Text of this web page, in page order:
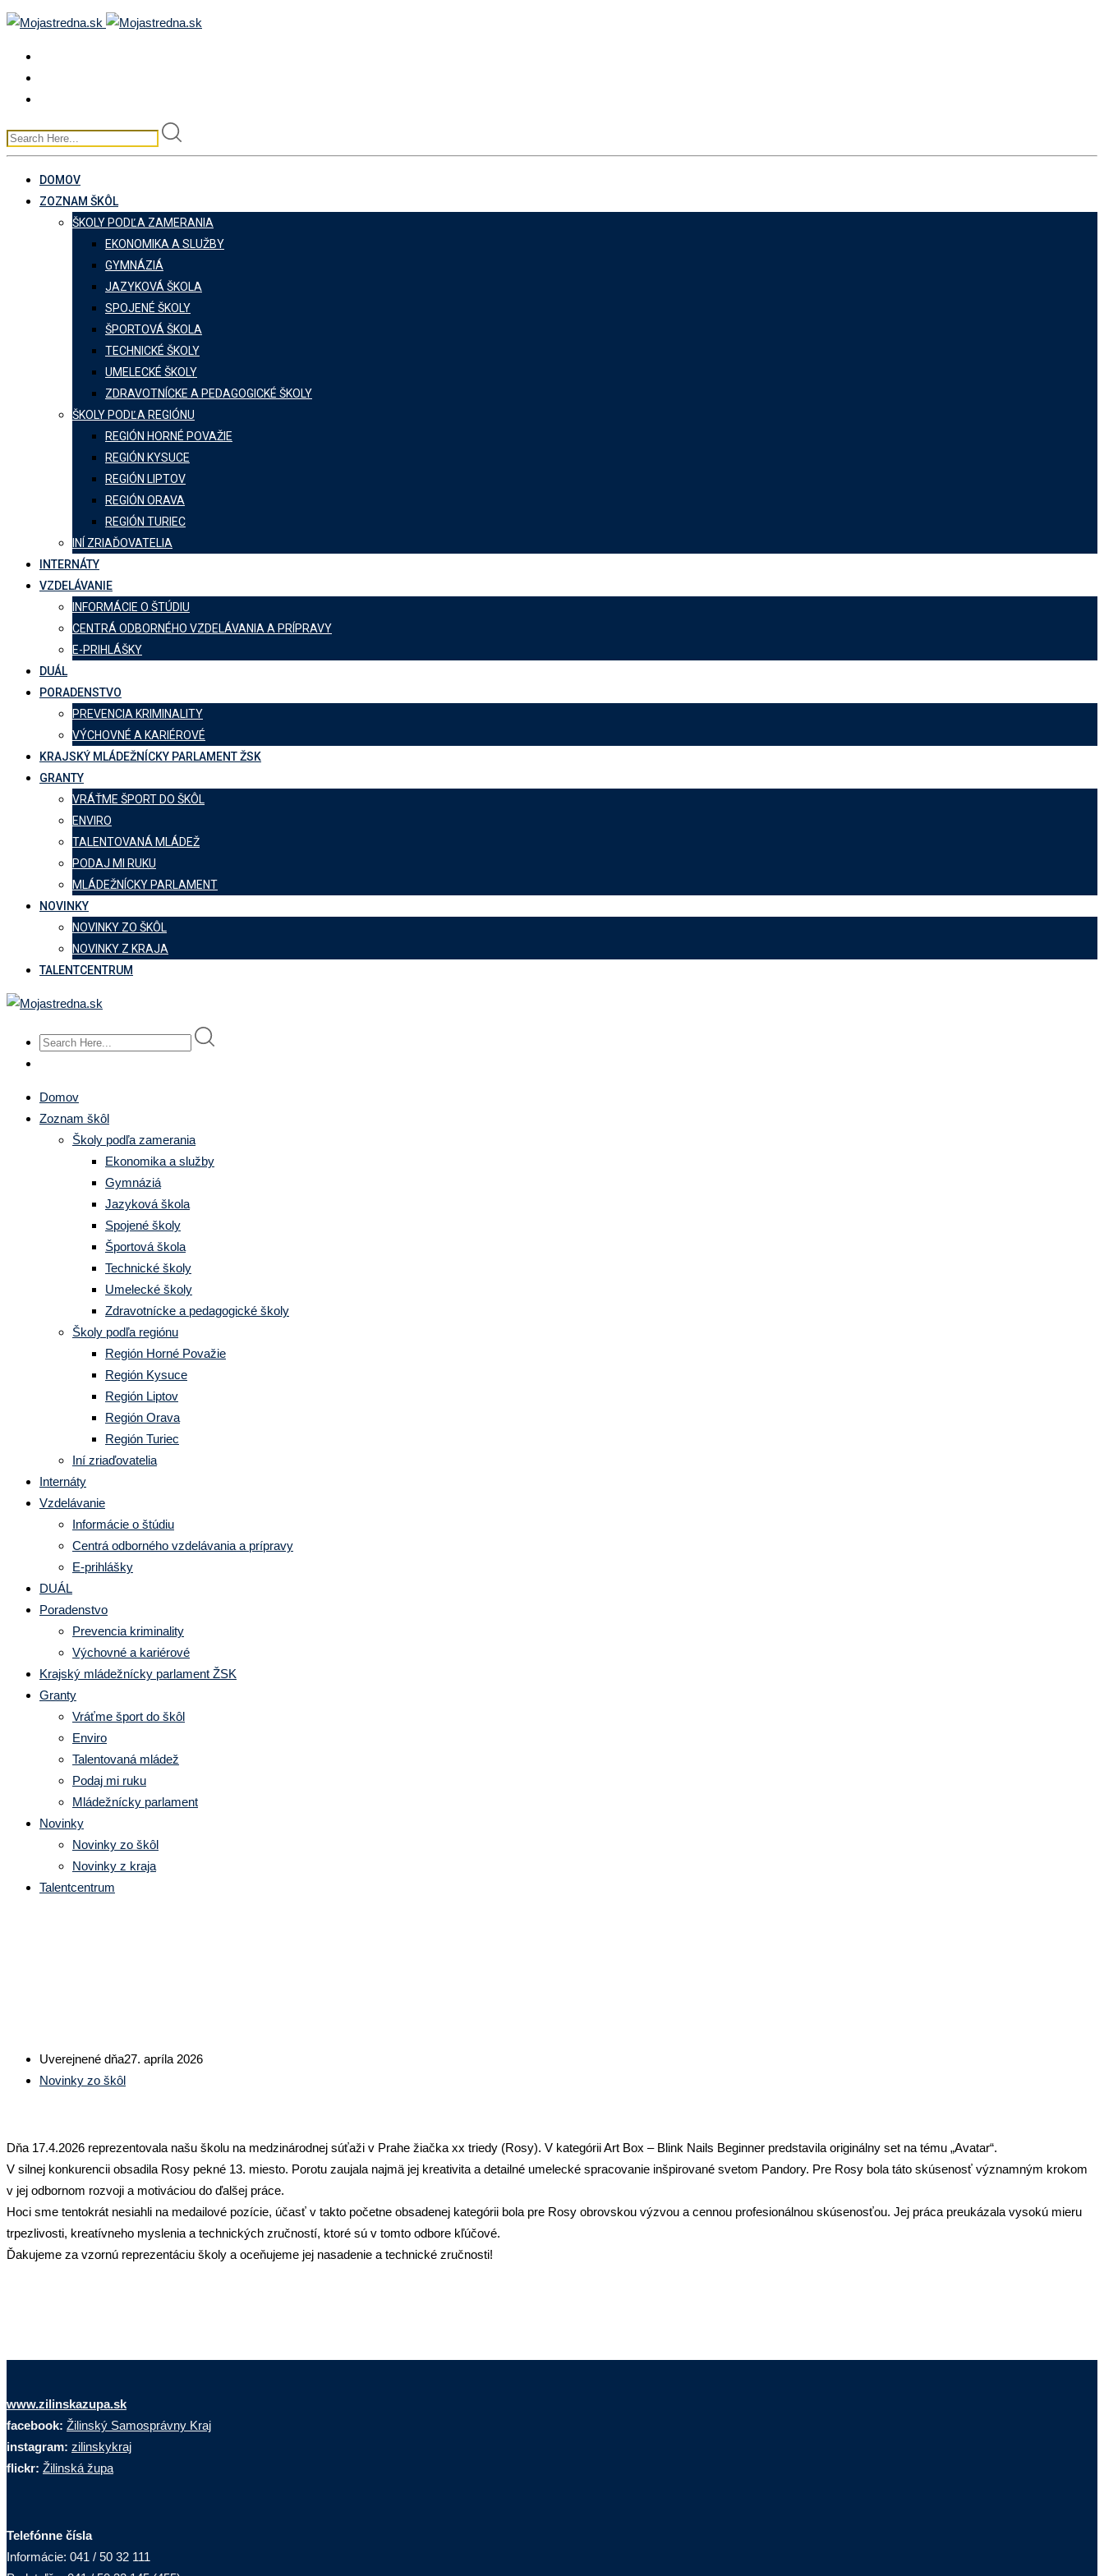
Skip
DOMOV
ZOZNAM ŠKÔL
ŠKOLY PODĽA ZAMERANIA
EKONOMIKA A SLUŽBY
GYMNÁZIÁ
JAZYKOVÁ ŠKOLA
SPOJENÉ ŠKOLY
ŠPORTOVÁ ŠKOLA
TECHNICKÉ ŠKOLY
UMELECKÉ ŠKOLY
ZDRAVOTNÍCKE A PEDAGOGICKÉ ŠKOLY
ŠKOLY PODĽA REGIÓNU
REGIÓN HORNÉ POVAŽIE
REGIÓN KYSUCE
REGIÓN LIPTOV
REGIÓN ORAVA
REGIÓN TURIEC
INÍ ZRIAĎOVATELIA
INTERNÁTY
VZDELÁVANIE
INFORMÁCIE O ŠTÚDIU
CENTRÁ ODBORNÉHO VZDELÁVANIA A PRÍPRAVY
E-PRIHLÁŠKY
DUÁL
PORADENSTVO
PREVENCIA KRIMINALITY
VÝCHOVNÉ A KARIÉROVÉ
KRAJSKÝ MLÁDEŽNÍCKY PARLAMENT ŽSK
GRANTY
VRÁŤME ŠPORT DO ŠKÔL
ENVIRO
TALENTOVANÁ MLÁDEŽ
PODAJ MI RUKU
MLÁDEŽNÍCKY PARLAMENT
NOVINKY
NOVINKY ZO ŠKÔL
NOVINKY Z KRAJA
TALENTCENTRUM
Domov
Zoznam škôl
Školy podľa zamerania
Ekonomika a služby
Gymnáziá
Jazyková škola
Spojené školy
Športová škola
Technické školy
Umelecké školy
Zdravotnícke a pedagogické školy
Školy podľa regiónu
Región Horné Považie
Región Kysuce
Región Liptov
Región Orava
Región Turiec
Iní zriaďovatelia
Internáty
Vzdelávanie
Informácie o štúdiu
Centrá odborného vzdelávania a prípravy
E-prihlášky
DUÁL
Poradenstvo
Prevencia kriminality
Výchovné a kariérové
Krajský mládežnícky parlament ŽSK
Granty
Vráťme šport do škôl
Enviro
Talentovaná mládež
Podaj mi ruku
Mládežnícky parlament
Novinky
Novinky zo škôl
Novinky z kraja
Talentcentrum
Uverejnené dňa27. apríla 2026
Novinky zo škôl
Dňa 17.4.2026 reprezentovala našu školu na medzinárodnej súťaži v Prahe žiačka xx triedy (Rosy). V kategórii Art Box – Blink Nails Beginner predstavila originálny set na tému „Avatar“.
V silnej konkurencii obsadila Rosy pekné 13. miesto. Porotu zaujala najmä jej kreativita a detailné umelecké spracovanie inšpirované svetom Pandory. Pre Rosy bola táto skúsenosť významným krokom
v jej odbornom rozvoji a motiváciou do ďalšej práce.
Hoci sme tentokrát nesiahli na medailové pozície, účasť v takto početne obsadenej kategórii bola pre Rosy obrovskou výzvou a cennou profesionálnou skúsenosťou. Jej práca preukázala vysokú mieru
trpezlivosti, kreatívneho myslenia a technických zručností, ktoré sú v tomto odbore kľúčové.
Ďakujeme za vzornú reprezentáciu školy a oceňujeme jej nasadenie a technické zručnosti!
www.zilinskazupa.sk
facebook: Žilinský Samosprávny Kraj
instagram: zilinskykraj
flickr: Žilinská župa
Telefónne čísla
Informácie: 041 / 50 32 111